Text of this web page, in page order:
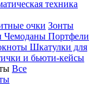
техника
очки Зонты
Чемоданы Портфели
Шкатулки для
и бьюти-кейсы
Все